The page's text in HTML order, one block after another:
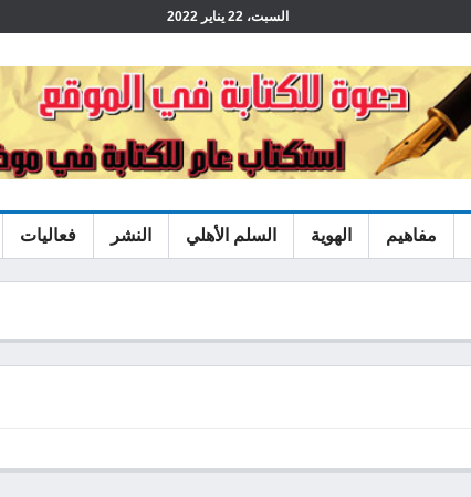
السبت، 22 يناير 2022
مفاهيم الهوية السلم الأهلي النشر فعاليات